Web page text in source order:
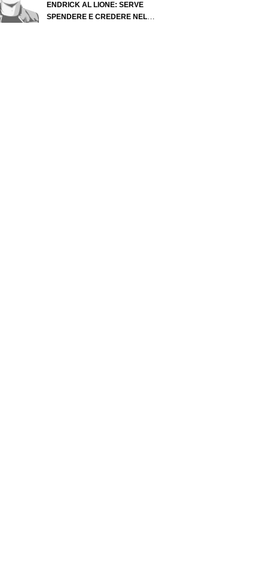
ENDRICK AL LIONE: SERVE
SPENDERE E CREDERE NELLO